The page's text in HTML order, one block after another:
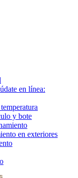
en línea:
y bote
en exteriores